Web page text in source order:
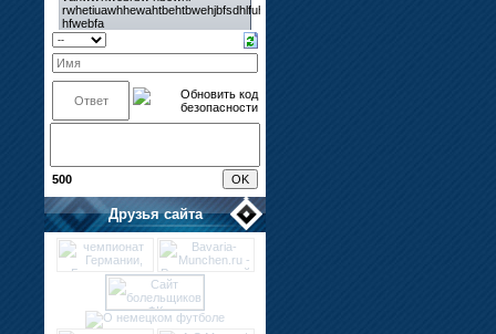
500
Друзья сайта